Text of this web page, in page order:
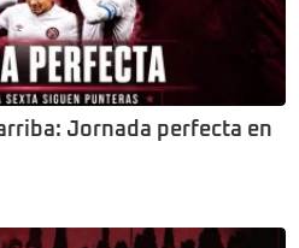
Jornada perfecta en